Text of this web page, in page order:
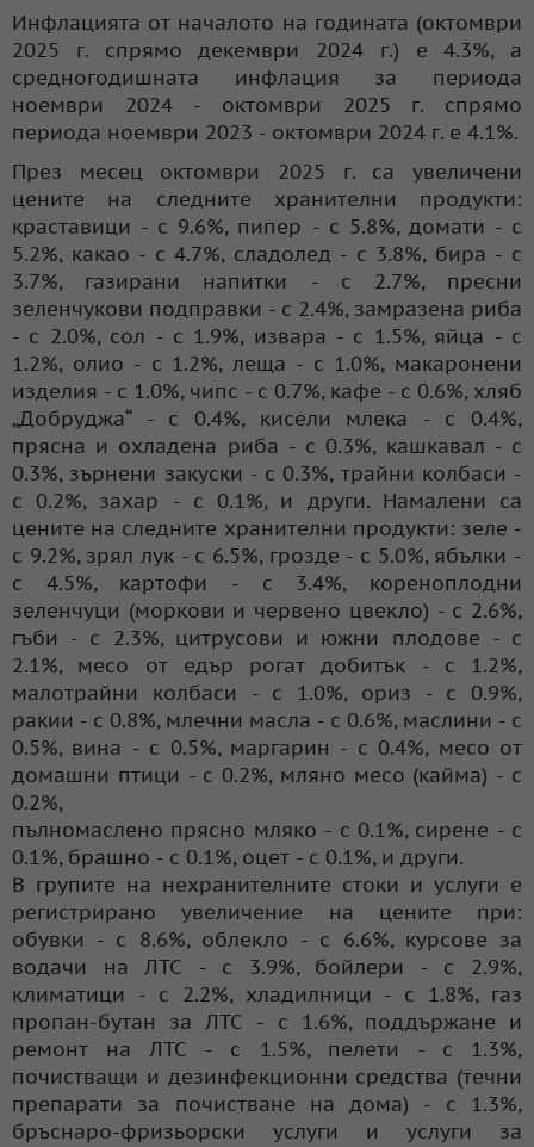
Инфлацията от началото на годината (октомври
2025 г. спрямо декември 2024 г.) е 4.3%, а
средногодишната инфлация за периода
ноември 2024 - октомври 2025 г. спрямо
периода ноември 2023 - октомври 2024 г. е 4.1%.
През месец октомври 2025 г. са увеличени
цените на следните хранителни продукти:
краставици - с 9.6%, пипер - с 5.8%, домати - с
5.2%, какао - с 4.7%, сладолед - с 3.8%, бира - с
3.7%, газирани напитки - с 2.7%, пресни
зеленчукови подправки - с 2.4%, замразена риба
- с 2.0%, сол - с 1.9%, извара - с 1.5%, яйца - с
1.2%, олио - с 1.2%, леща - с 1.0%, макаронени
изделия - с 1.0%, чипс - с 0.7%, кафе - с 0.6%, хляб
„Добруджа“ - с 0.4%, кисели млека - с 0.4%,
прясна и охладена риба - с 0.3%, кашкавал - с
0.3%, зърнени закуски - с 0.3%, трайни колбаси -
с 0.2%, захар - с 0.1%, и други. Намалени са
цените на следните хранителни продукти: зеле -
с 9.2%, зрял лук - с 6.5%, грозде - с 5.0%, ябълки -
с 4.5%, картофи - с 3.4%, кореноплодни
зеленчуци (моркови и червено цвекло) - с 2.6%,
гъби - с 2.3%, цитрусови и южни плодове - с
2.1%, месо от едър рогат добитък - с 1.2%,
малотрайни колбаси - с 1.0%, ориз - с 0.9%,
ракии - с 0.8%, млечни масла - с 0.6%, маслини - с
0.5%, вина - с 0.5%, маргарин - с 0.4%, месо от
домашни птици - с 0.2%, мляно месо (кайма) - с
0.2%,
пълномаслено прясно мляко - с 0.1%, сирене - с
0.1%, брашно - с 0.1%, оцет - с 0.1%, и други.
В групите на нехранителните стоки и услуги е
регистрирано увеличение на цените при:
обувки - с 8.6%, облекло - с 6.6%, курсове за
водачи на ЛТС - с 3.9%, бойлери - с 2.9%,
климатици - с 2.2%, хладилници - с 1.8%, газ
пропан-бутан за ЛТС - с 1.6%, поддържане и
ремонт на ЛТС - с 1.5%, пелети - с 1.3%,
почистващи и дезинфекционни средства (течни
препарати за почистване на дома) - с 1.3%,
бръснаро-фризьорски услуги и услуги за